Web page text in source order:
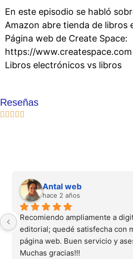
En este episodio se habló
Amazon abre tienda de libros
Página web de Create Space:
https://
Libros electrónicos vs libros
Reseñas
Antal web
hace 2 años
Recomiendo ampliamente a
editorial; quedé satisfecha con
página web. Buen servicio y
Muchas gracias!!!